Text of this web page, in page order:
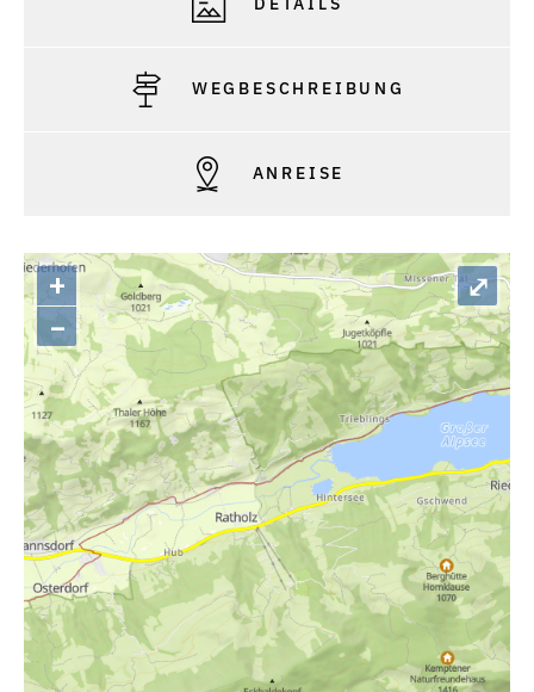
WEGBESCHREIBUNG
ANREISE
+
–
⤢